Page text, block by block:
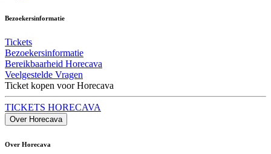
Bezoekersinformatie
Tickets
Bezoekersinformatie
Bereikbaarheid Horecava
Veelgestelde Vragen
Ticket kopen voor Horecava
TICKETS HORECAVA
Over Horecava
Over Horecava